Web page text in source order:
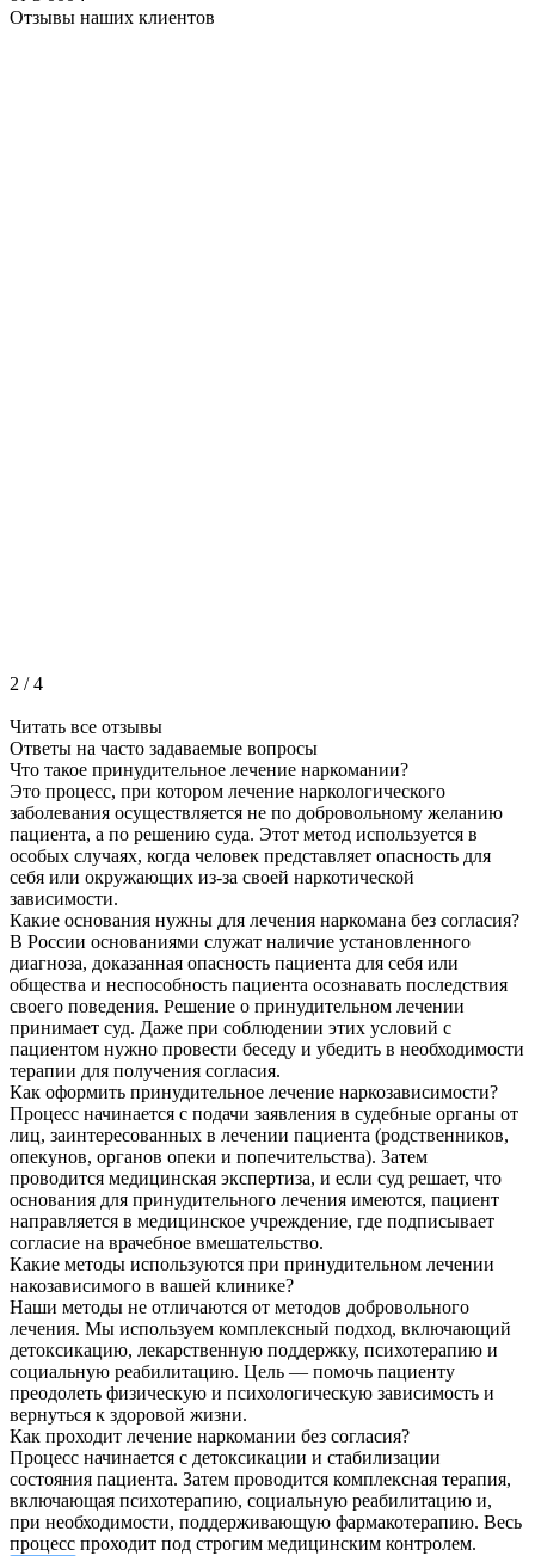
Отзывы наших клиентов
2 /4
Читать все отзывы
Ответы на часто задаваемые вопросы
Что такое принудительное лечение наркомании?
Это процесс, при котором лечение наркологического
заболевания осуществляется не по добровольному желанию
пациента, а по решению суда. Этот метод используется в
особых случаях, когда человек представляет опасность для
себя или окружающих из-за своей наркотической
зависимости.
Какие основания нужны для лечения наркомана без согласия?
В России основаниями служат наличие установленного
диагноза, доказанная опасность пациента для себя или
общества и неспособность пациента осознавать последствия
своего поведения. Решение о принудительном лечении
принимает суд. Даже при соблюдении этих условий с
пациентом нужно провести беседу и убедить в необходимости
терапии для получения согласия.
Как оформить принудительное лечение наркозависимости?
Процесс начинается с подачи заявления в судебные органы от
лиц, заинтересованных в лечении пациента (родственников,
опекунов, органов опеки и попечительства). Затем
проводится медицинская экспертиза, и если суд решает, что
основания для принудительного лечения имеются, пациент
направляется в медицинское учреждение, где подписывает
согласие на врачебное вмешательство.
Какие методы используются при принудительном лечении
накозависимого в вашей клинике?
Наши методы не отличаются от методов добровольного
лечения. Мы используем комплексный подход, включающий
детоксикацию, лекарственную поддержку, психотерапию и
социальную реабилитацию. Цель — помочь пациенту
преодолеть физическую и психологическую зависимость и
вернуться к здоровой жизни.
Как проходит лечение наркомании без согласия?
Процесс начинается с детоксикации и стабилизации
состояния пациента. Затем проводится комплексная терапия,
включающая психотерапию, социальную реабилитацию и,
при необходимости, поддерживающую фармакотерапию. Весь
процесс проходит под строгим медицинским контролем.